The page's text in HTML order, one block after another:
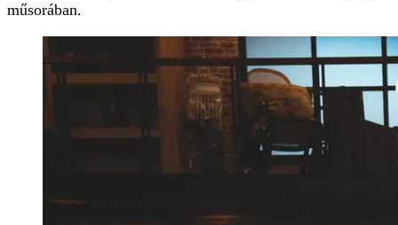
műsorában.